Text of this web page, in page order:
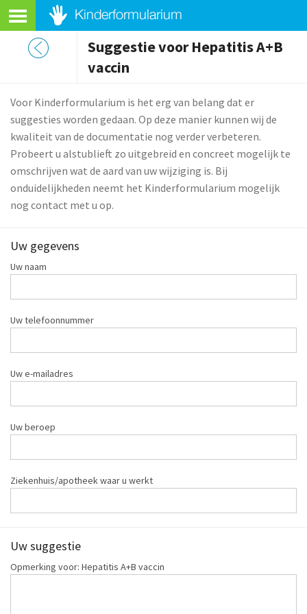
Suggestie voor Hepatitis A+B
vaccin
Voor Kinderformularium is het erg van belang dat er
suggesties worden gedaan. Op deze manier kunnen wij de
kwaliteit van de documentatie nog verder verbeteren.
Probeert u alstublieft zo uitgebreid en concreet mogelijk te
omschrijven wat de aard van uw wijziging is. Bij
onduidelijkheden neemt het Kinderformularium mogelijk
nog contact met u op.
Uw gegevens
Uw naam
Uw telefoonnummer
Uw e-mailadres
Uw beroep
Ziekenhuis/apotheek waar u werkt
Uw suggestie
Opmerking voor: Hepatitis A+B vaccin